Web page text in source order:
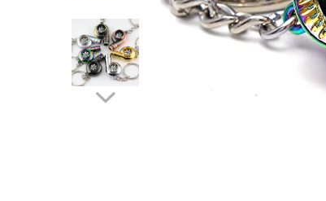
Tablou Aluminiu
Tablouri auto
Calendare Personalizate
Ceas Personalizat